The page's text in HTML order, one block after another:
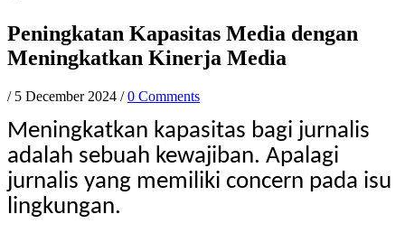
Peningkatan Kapasitas Media dengan
Meningkatkan Kinerja Media
/ 5 December 2024 /0 Comments
Meningkatkan kapasitas bagi jurnalis
adalah sebuah kewajiban. Apalagi
jurnalis yang memiliki concern pada isu
lingkungan.